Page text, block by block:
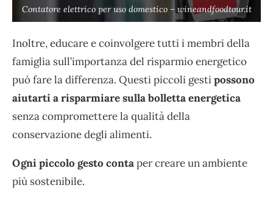
Contatore elettrico per uso domestico – wineandfoodtour.it
Inoltre, educare e coinvolgere tutti i membri della
famiglia sull’importanza del risparmio energetico
può fare la differenza. Questi piccoli gestipossono
aiutarti a risparmiare sulla bolletta energetica
senza compromettere la qualità della
conservazione degli alimenti.
Ogni piccolo gesto contaper creare un ambiente
più sostenibile.